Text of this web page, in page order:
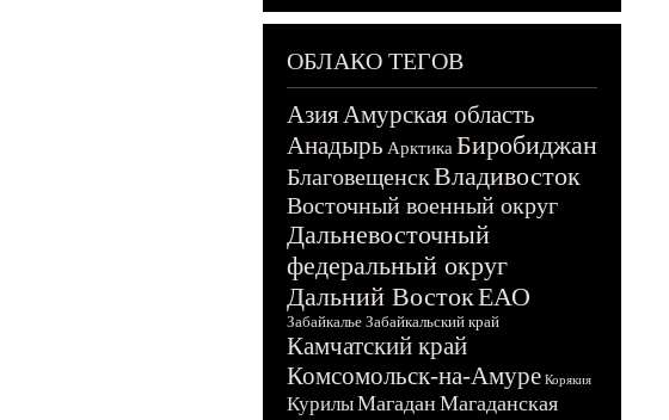
ОБЛАКО ТЕГОВ
АзияАмурская область
Анадырь Арктика Биробиджан
БлаговещенскВладивосток
Восточный военный округ
Дальневосточный
федеральный округ
Дальний ВостокЕАО
Забайкалье Забайкальский край
Камчатский край
Комсомольск-на-Амуре Корякия
КурилыМагадан Магаданская